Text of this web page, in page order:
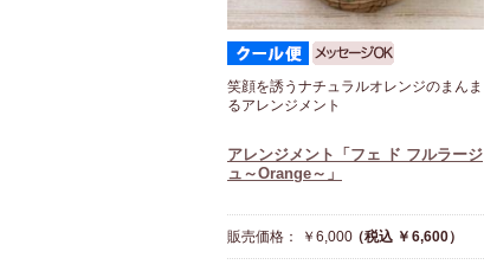
笑顔を誘うナチュラルオレンジのまんま
るアレンジメント
アレンジメント「フェ ド フルラージ
ュ～Orange～」
販売価格： ￥6,000（税込 ￥6,600）